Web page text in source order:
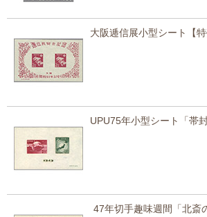
大阪逓信展小型シート【特
UPU75年小型シート「帯封
47年切手趣味週間「北斎